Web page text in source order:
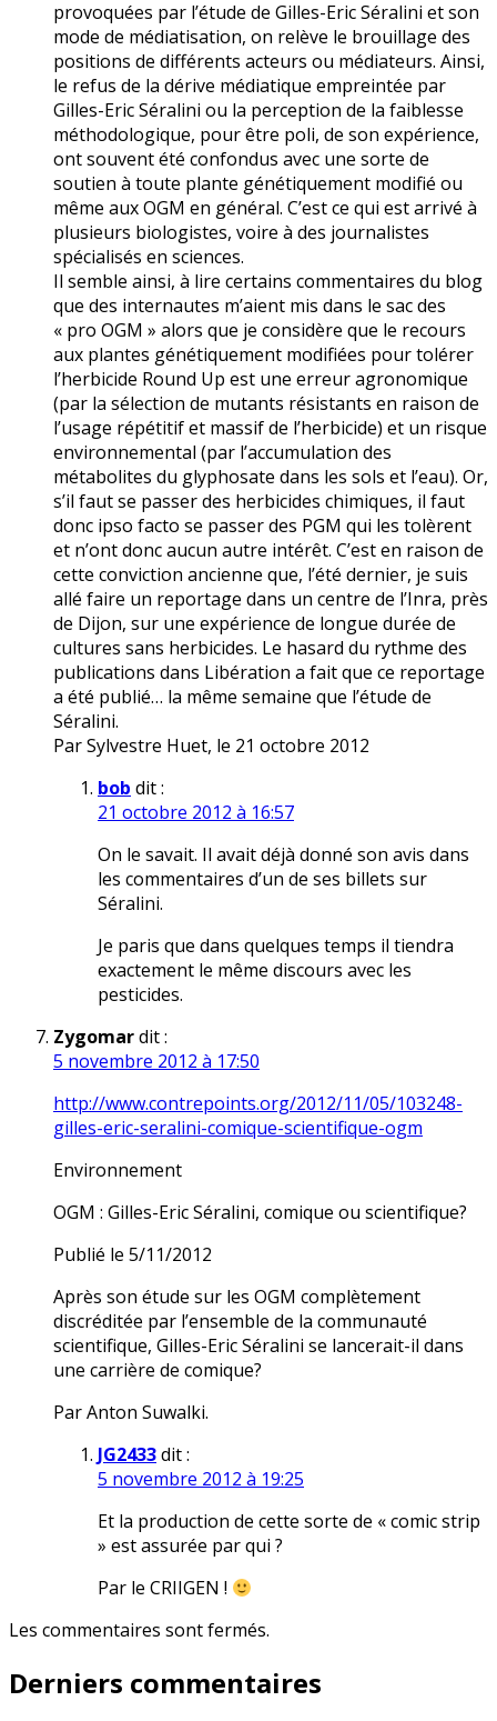
provoquées par l’étude de Gilles-Eric Séralini et son
mode de médiatisation, on relève le brouillage des
positions de différents acteurs ou médiateurs. Ainsi,
le refus de la dérive médiatique empreintée par
Gilles-Eric Séralini ou la perception de la faiblesse
méthodologique, pour être poli, de son expérience,
ont souvent été confondus avec une sorte de
soutien à toute plante génétiquement modifié ou
même aux OGM en général. C’est ce qui est arrivé à
plusieurs biologistes, voire à des journalistes
spécialisés en sciences.
Il semble ainsi, à lire certains commentaires du blog
que des internautes m’aient mis dans le sac des
« pro OGM » alors que je considère que le recours
aux plantes génétiquement modifiées pour tolérer
l’herbicide Round Up est une erreur agronomique
(par la sélection de mutants résistants en raison de
l’usage répétitif et massif de l’herbicide) et un risque
environnemental (par l’accumulation des
métabolites du glyphosate dans les sols et l’eau). Or,
s’il faut se passer des herbicides chimiques, il faut
donc ipso facto se passer des PGM qui les tolèrent
et n’ont donc aucun autre intérêt. C’est en raison de
cette conviction ancienne que, l’été dernier, je suis
allé faire un reportage dans un centre de l’Inra, près
de Dijon, sur une expérience de longue durée de
cultures sans herbicides. Le hasard du rythme des
publications dans Libération a fait que ce reportage
a été publié… la même semaine que l’étude de
Séralini.
Par Sylvestre Huet, le 21 octobre 2012
bob dit :
21 octobre 2012 à 16:57
On le savait. Il avait déjà donné son avis dans
les commentaires d’un de ses billets sur
Séralini.
Je paris que dans quelques temps il tiendra
exactement le même discours avec les
pesticides.
Zygomardit :
5 novembre 2012 à 17:50
http://www.contrepoints.org/2012/11/05/103248-
gilles-eric-seralini-comique-scientifique-ogm
Environnement
OGM : Gilles-Eric Séralini, comique ou scientifique?
Publié le 5/11/2012
Après son étude sur les OGM complètement
discréditée par l’ensemble de la communauté
scientifique, Gilles-Eric Séralini se lancerait-il dans
une carrière de comique?
Par Anton Suwalki.
JG2433dit :
5 novembre 2012 à 19:25
Et la production de cette sorte de « comic strip
» est assurée par qui ?
Par le CRIIGEN !
Les commentaires sont fermés.
Derniers commentaires